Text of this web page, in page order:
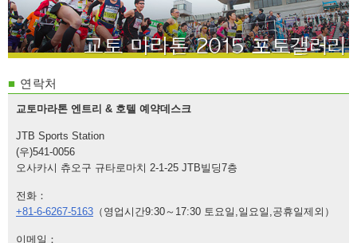
■ 연락처
교토마라톤 엔트리 & 호텔 예약데스크
JTB Sports Station
(우)541-0056
오사카시 츄오구 규타로마치 2-1-25 JTB빌딩7층
전화：
+81-6-6267-5163 （영업시간9:30～17:30 토요일,일요일,공휴일제외）
이메일：